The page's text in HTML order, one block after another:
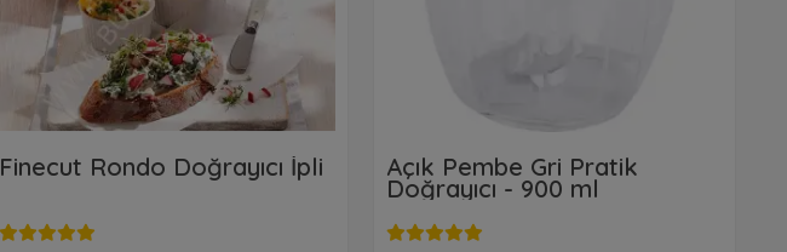
Finecut Rondo Doğrayıcı İpli Açık Pembe Gri Pratik
Doğrayıcı - 900 ml